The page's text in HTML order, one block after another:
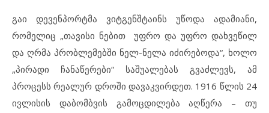
გაი დევენპორტმა ვიტგენშტაინს უწოდა ადამიანი,
რომელიც „თავისი ნებით უფრო და უფრო დახვეწილ
და ღრმა პრობლემებში ნელ-ნელა იძირებოდა“, ხოლო
„პირადი ჩანაწერები“ საშუალებას გვაძლევს, ამ
პროცესს რეალურ დროში დავაკვირდეთ. 1916 წლის 24
ივლისის დაბომბვის გამოცდილება აღწერა – თუ